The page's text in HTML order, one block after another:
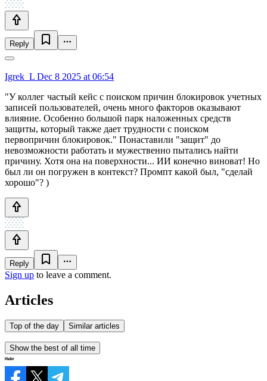
Reply
Igrek_L Dec 8 2025 at 06:54
"У коллег частый кейс с поиском причин блокировок учетных
записей пользователей, очень много факторов оказывают
влияние. Особенно большой парк наложенных средств
защиты, который также дает трудности с поиском
первопричин блокировок." Понаставили "защит" до
невозможности работать и мужественно пытались найти
причину. Хотя она на поверхности... ИИ конечно виноват! Но
был ли он погружен в контекст? Промпт какой был, "сделай
хорошо"? )
Reply
Sign up to leave a comment.
Articles
Top of the day Similar articles
Show the best of all time